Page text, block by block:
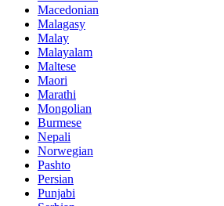
Macedonian
Malagasy
Malay
Malayalam
Maltese
Maori
Marathi
Mongolian
Burmese
Nepali
Norwegian
Pashto
Persian
Punjabi